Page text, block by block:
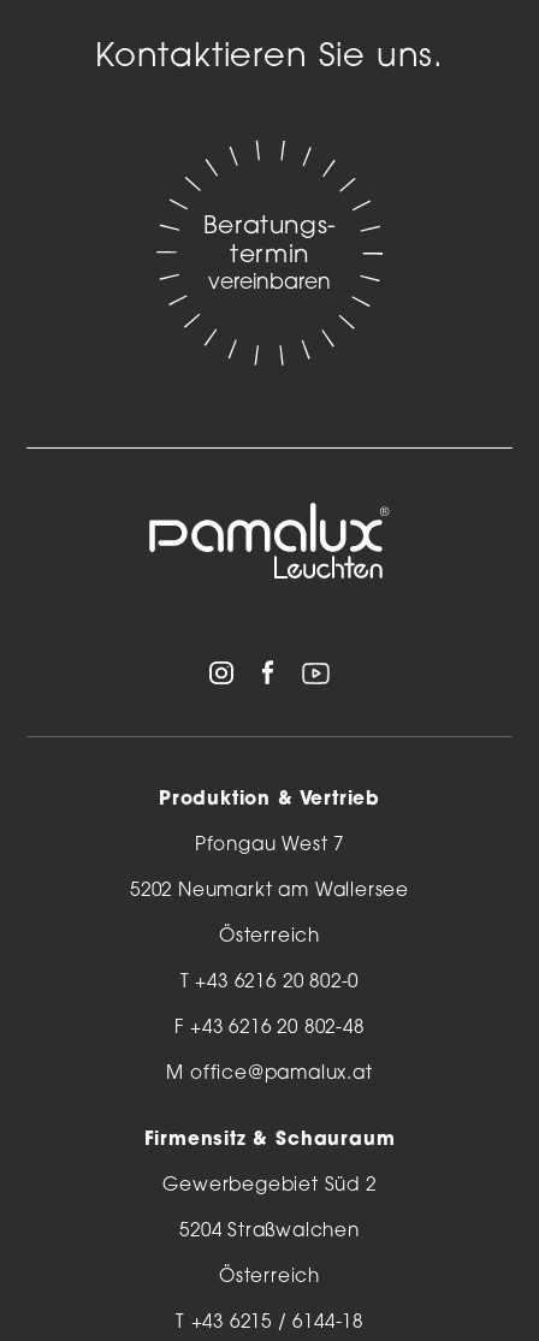
Kontaktieren Sie uns.
Beratungs­
termin
vereinbaren
Produktion & Vertrieb
Pfongau West 7
5202 Neumarkt am Wallersee
Österreich
T+43 6216 20 802-0
F +43 6216 20 802-48
M office@pamalux.at
Firmensitz & Schauraum
Gewerbegebiet Süd 2
5204 Straßwalchen
Österreich
+43 6215 / 6144-18